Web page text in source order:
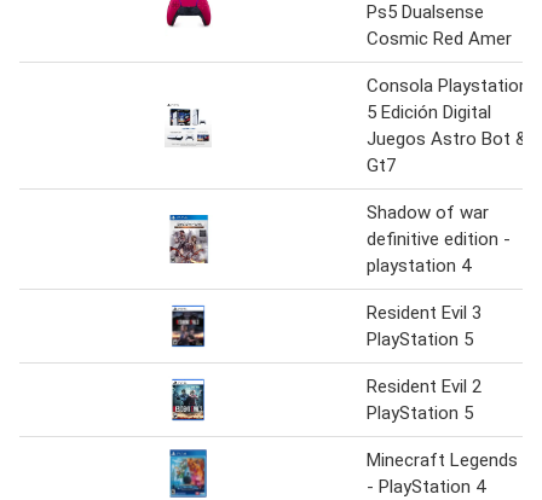
Ps5 Dualsense
Cosmic Red Amer
Consola Playstation
5 Edición Digital
Juegos Astro Bot &
Gt7
Shadow of war
definitive edition -
playstation 4
Resident Evil 3
PlayStation 5
Resident Evil 2
PlayStation 5
Minecraft Legends
- PlayStation 4